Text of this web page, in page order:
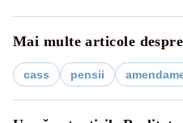
Mai multe articole despre
cass pensii